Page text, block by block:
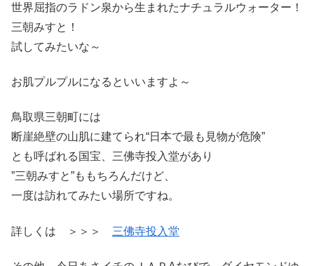
世界屈指のラドン泉から生まれたナチュラルウォーター！
三朝みすと！
試してみたいな～
お肌プルプルになるといいますよ～
鳥取県三朝町には
断崖絶壁の山肌に建てられ“日本で最も見物が危険”
とも呼ばれる国宝、三佛寺投入堂があり
”三朝みすと”ももちろんだけど、
一度は訪れてみたい場所ですね。
詳しくは ＞＞＞ 三佛寺投入堂